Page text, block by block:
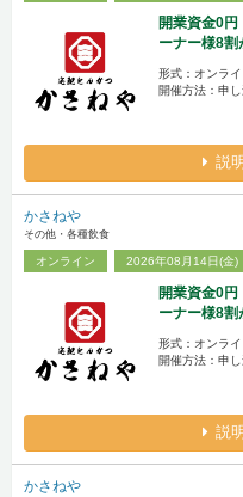
開業資金0
ーナー様8割
形式：オンライ
開催方法：申
説
かさねや
その他・各種飲食
オンライン 2026年08月14日(金)
開業資金0
ーナー様8割
形式：オンライ
開催方法：申
説
かさねや